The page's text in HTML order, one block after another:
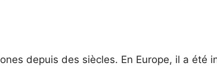
depuis des siècles. En Europe, il a été